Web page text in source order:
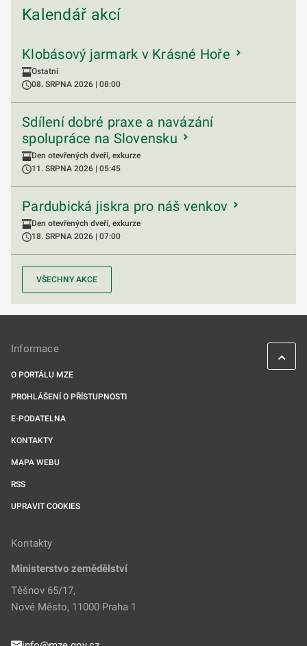
Kalendář akcí
Klobásový jarmark v Krásné Hoře
Ostatní
08. SRPNA 2026 | 08:00
Sdílení dobré praxe a navázání
spolupráce na Slovensku
Den otevřených dveří, exkurze
11. SRPNA 2026 | 05:45
Pardubická jiskra pro náš venkov
Den otevřených dveří, exkurze
18. SRPNA 2026 | 07:00
VŠECHNY AKCE
Informace
O PORTÁLU MZE
PROHLÁŠENÍ O PŘÍSTUPNOSTI
E-PODATELNA
KONTAKTY
MAPA WEBU
RSS
UPRAVIT COOKIES
Kontakty
Ministerstvo zemědělství
Těšnov 65/17,
Nové Město, 11000 Praha 1